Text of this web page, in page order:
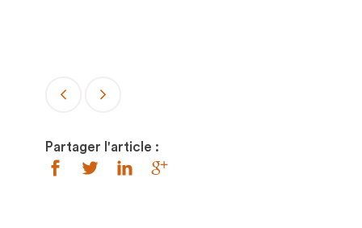
Partager l'article :